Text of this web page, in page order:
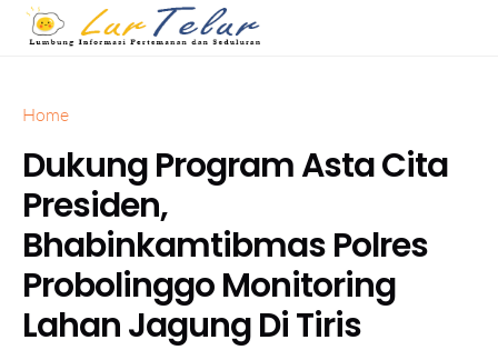
Home
Dukung Program Asta Cita
Presiden,
Bhabinkamtibmas Polres
Probolinggo Monitoring
Lahan Jagung Di Tiris